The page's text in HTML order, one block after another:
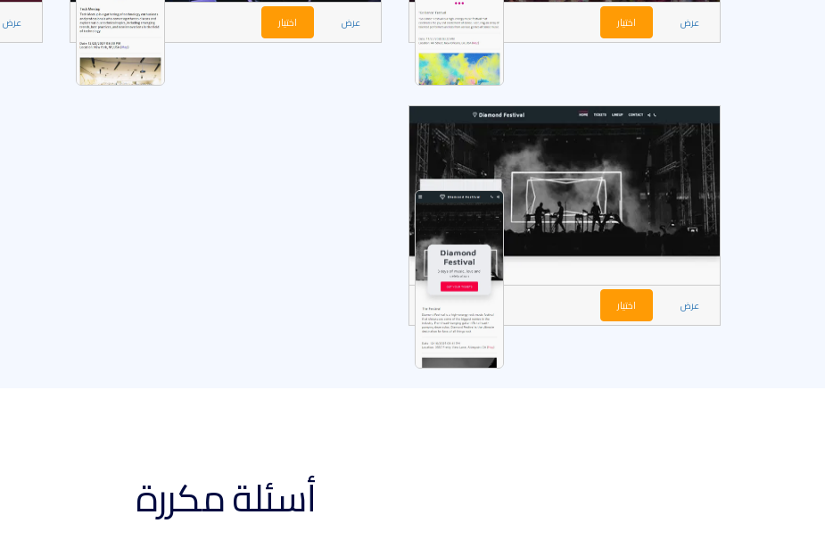
عرض اختيار عرض اختيار عرض
عرض اختيار
أسئلة مكررة